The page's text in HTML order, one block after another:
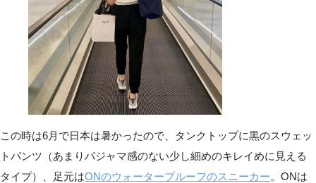
この時は6月で日本は暑かったので、タンクトップに黒のスウェッ
トパンツ（あまりパジャマ感のない少し細めのキレイめに見える
タイプ）、足元はONのウォータープルーフのスニーカー。ONは